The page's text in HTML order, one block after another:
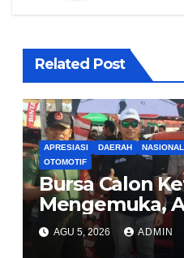
Related Post
APRESIASI DAERAH NASIONAL
OTOMOTIF
Bursa Calon
Mengemuka,
Nyatakan Siap
AGU 5, 2026 ADMIN